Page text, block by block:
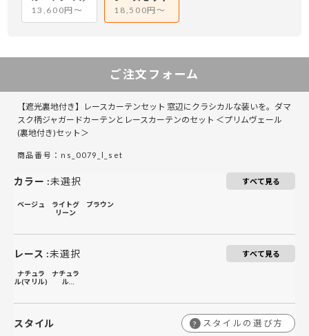
141～200 ￥34,200 ￥68,400
141～200 ￥22,800 ￥45,600
13,600円～
18,500円～
ご注文フォーム
【遮光裏地付き】レースカーテンセット 窓辺にクラシカルな装いを。ダマ
スク柄ジャガードカーテンとレースカーテンのセット ＜プリムヴェール
(裏地付き)セット＞
商品番号：ns_0079_l_set
カラー :未選択 すべて見る
ベージュ
ライトグ
リーン
ブラウン
レース :未選択 すべて見る
ナチュラ
ル(マリル)
ナチュラ
ル
スタイル ? スタイルの選び方